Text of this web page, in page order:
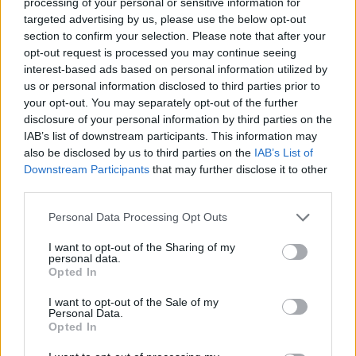
targeted advertising by us, please use the below opt-out
section to confirm your selection. Please note that after your
opt-out request is processed you may continue seeing
interest-based ads based on personal information utilized by
us or personal information disclosed to third parties prior to
your opt-out. You may separately opt-out of the further
disclosure of your personal information by third parties on the
IAB’s list of downstream participants. This information may
also be disclosed by us to third parties on the IAB’s List of
Downstream Participants that may further disclose it to other
Personal Data Processing Opt Outs
I want to opt-out of the Sharing of my
personal data.
Opted In
I want to opt-out of the Sale of my
Personal Data.
Opted In